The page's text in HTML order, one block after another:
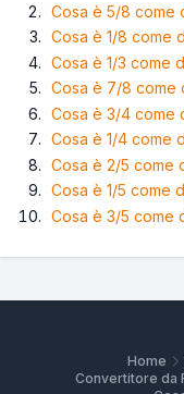
Cosa è 5/8 come
Cosa è 1/8 come
Cosa è 1/3 come
Cosa è 7/8 come
Cosa è 3/4 come
Cosa è 1/4 come
Cosa è 2/5 come
Cosa è 1/5 come
Cosa è 3/5 come
Home
Convertitore da